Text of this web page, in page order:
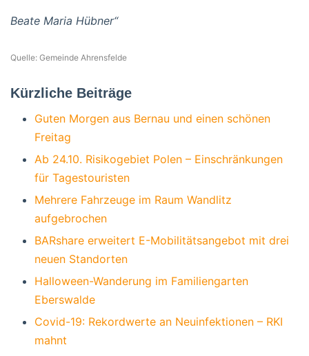
Beate Maria Hübner“
Quelle: Gemeinde Ahrensfelde
Kürzliche Beiträge
Guten Morgen aus Bernau und einen schönen
Freitag
Ab 24.10. Risikogebiet Polen – Einschränkungen
für Tagestouristen
Mehrere Fahrzeuge im Raum Wandlitz
aufgebrochen
BARshare erweitert E-Mobilitätsangebot mit drei
neuen Standorten
Halloween-Wanderung im Familiengarten
Eberswalde
Covid-19: Rekordwerte an Neuinfektionen – RKI
mahnt